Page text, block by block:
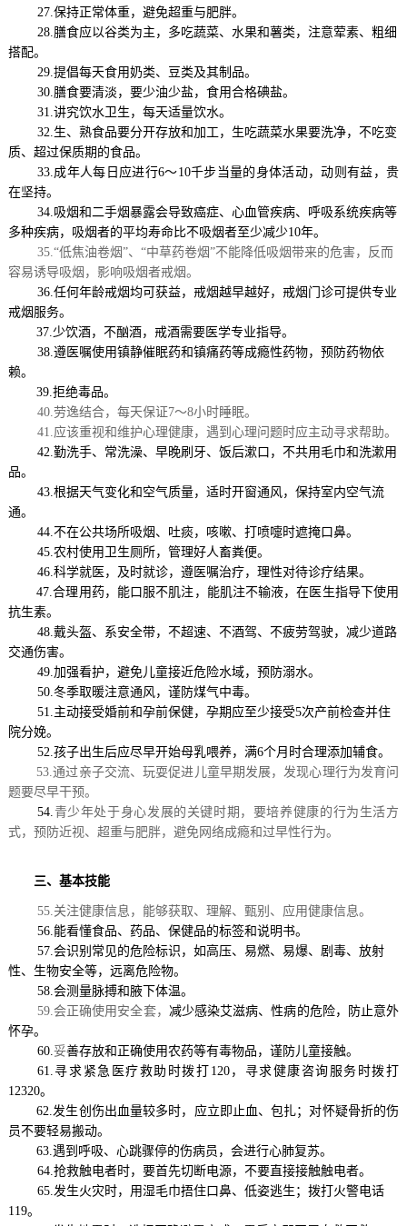
27.保持正常体重，避免超重与肥胖。
28.膳食应以谷类为主，多吃蔬菜、水果和薯类，注意荤素、粗细
搭配。
29.提倡每天食用奶类、豆类及其制品。
30.膳食要清淡，要少油少盐，食用合格碘盐。
31.讲究饮水卫生，每天适量饮水。
32.生、熟食品要分开存放和加工，生吃蔬菜水果要洗净，不吃变
质、超过保质期的食品。
33. 成年人每日应进行6～10千步当量的身体活动，动则有益，贵
在坚持。
34.吸烟和二手烟暴露会导致癌症、心血管疾病、呼吸系统疾病等
多种疾病，吸烟者的平均寿命比不吸烟者至少减少10年。
35.“低焦油卷烟”、“中草药卷烟”不能降低吸烟带来的危害，反而
容易诱导吸烟，影响吸烟者戒烟。
36.任何年龄戒烟均可获益，戒烟越早越好，戒烟门诊可提供专业
戒烟服务。
37.少饮酒，不酗酒，戒酒需要医学专业指导。
38.遵医嘱使用镇静催眠药和镇痛药等成瘾性药物，预防药物依
赖。
39.拒绝毒品。
40.劳逸结合，每天保证7～8小时睡眠。
41.应该重视和维护心理健康，遇到心理问题时应主动寻求帮助。
42. 勤洗手、常洗澡、早晚刷牙、饭后漱口，不共用毛巾和洗漱用
品。
43. 根据天气变化和空气质量，适时开窗通风，保持室内空气流
通。
44.不在公共场所吸烟、吐痰，咳嗽、打喷嚏时遮掩口鼻。
45.农村使用卫生厕所，管理好人畜粪便。
46.科学就医，及时就诊，遵医嘱治疗，理性对待诊疗结果。
47.合理用药，能口服不肌注，能肌注不输液，在医生指导下使用
抗生素。
48.戴头盔、系安全带，不超速、不酒驾、不疲劳驾驶，减少道路
交通伤害。
49.加强看护，避免儿童接近危险水域，预防溺水。
50.冬季取暖注意通风，谨防煤气中毒。
51.主动接受婚前和孕前保健，孕期应至少接受5次产前检查并住
院分娩。
52.孩子出生后应尽早开始母乳喂养，满6个月时合理添加辅食。
53.通过亲子交流、玩耍促进儿童早期发展，发现心理行为发育问
题要尽早干预。
54. 青少年处于身心发展的关键时期，要培养健康的行为生活方
式，预防近视、超重与肥胖，避免网络成瘾和过早性行为。
三、基本技能
55.关注健康信息，能够获取、理解、甄别、应用健康信息。
56.能看懂食品、药品、保健品的标签和说明书。
57.会识别常见的危险标识，如高压、易燃、易爆、剧毒、放射
性、生物安全等，远离危险物。
58. 会测量脉搏和腋下体温。
59.会正确使用安全套， 减少感染艾滋病、性病的危险，防止意外
怀孕。
60. 妥善存放和正确使用农药等有毒物品，谨防儿童接触。
61.寻求紧急医疗救助 时拨打 120，寻求健康咨询服务时拨打
12320。
62. 发生创伤出血量较多时，应立即止血、包扎；对怀疑骨折的伤
员不要轻易搬动。
63.遇到呼吸、心跳骤停的伤病员，会进行心肺复苏。
64.抢救触电者时，要首先切断电源，不要直接接触触电者。
65.发生火灾时，用湿毛巾捂住口鼻、低姿逃生；拨打火警电话
119。